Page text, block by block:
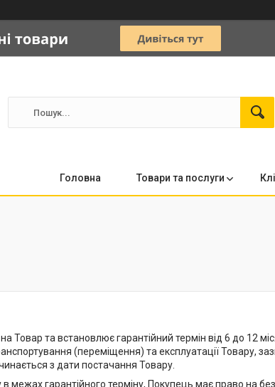
Головна Товари та послуги
та встановлює гарантійний термін від 6 до 12
(переміщення) та експлуатації Товару,
з дати постачання Товару.
межах гарантійного терміну, Покупець має право на